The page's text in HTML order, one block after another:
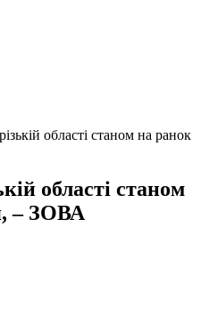
області станом на ранок
області станом
– ЗОВА